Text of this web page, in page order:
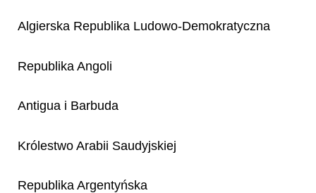
Algierska Republika Ludowo-Demokratyczna
Republika Angoli
Antigua i Barbuda
Królestwo Arabii Saudyjskiej
Republika Argentyńska